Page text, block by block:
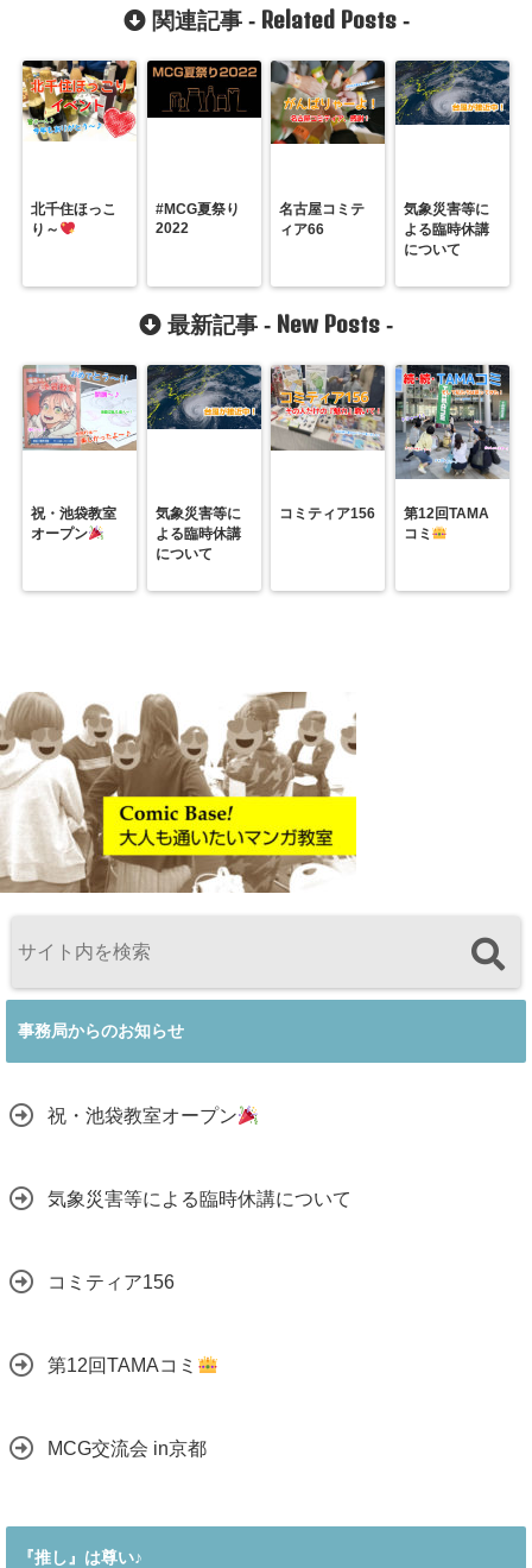
関連記事 - Related Posts-
北千住ほっこ
り～
#MCG夏祭り
2022
名古屋コミテ
ィア66
気象災害等に
よる臨時休講
について
最新記事 - New Posts -
祝・池袋教室
オープン
気象災害等に
よる臨時休講
について
コミティア156
第12回TAMA
コミ
事務局からのお知らせ
祝・池袋教室オープン
気象災害等による臨時休講について
コミティア156
第12回TAMAコミ
MCG交流会 in京都
『推し』は尊い♪